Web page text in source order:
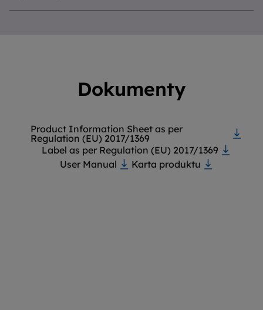
Dokumenty
Product Information Sheet as per
Regulation (EU) 2017/1369
Label as per Regulation (EU) 2017/1369
User Manual
Karta produktu